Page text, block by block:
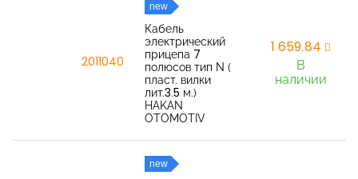
2011040
new
Кабель
электрический
прицепа 7
полюсов тип N (
пласт. вилки
лит.3.5 м.)
HAKAN
OTOMOTIV
1 659,84
В
наличии
new